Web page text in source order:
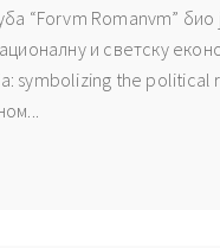
“Forvm Romanvm”
и светску
symbolizing the political